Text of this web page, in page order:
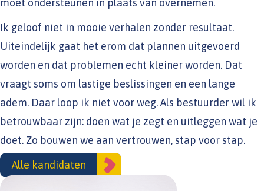
Ik geloof niet in mooie verhalen zonder resultaat.
Uiteindelijk gaat het erom dat plannen uitgevoerd
worden en dat problemen echt kleiner worden. Dat
vraagt soms om lastige beslissingen en een lange
adem. Daar loop ik niet voor weg. Als bestuurder wil ik
betrouwbaar zijn: doen wat je zegt en uitleggen wat je
doet. Zo bouwen we aan vertrouwen, stap voor stap.
Alle kandidaten